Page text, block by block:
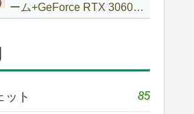
ーム+GeForce RTX 3060Ti
VENTUS 2X 8G OCV1
ット 85